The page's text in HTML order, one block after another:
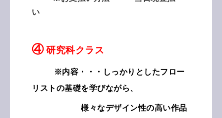
い
④ 研究科クラス
※内容・・・しっかりとしたフロー
リストの基礎を学びながら、
様々なデザイン性の高い作品